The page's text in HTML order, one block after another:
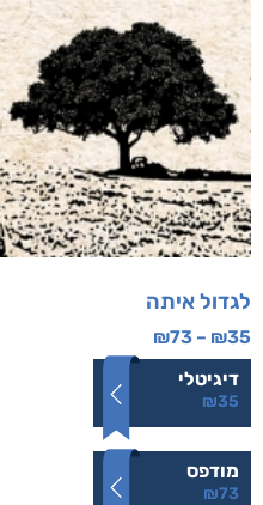
לגדול איתה
₪35
–
₪73
דיגיטלי
₪35
מודפס
₪73